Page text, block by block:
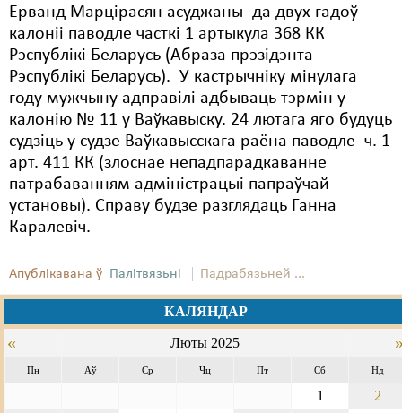
Ерванд Марцірасян асуджаны да двух гадоў
калоніі паводле часткі 1 артыкула 368 КК
Рэспублікі Беларусь (Абраза прэзідэнта
Рэспублікі Беларусь). У кастрычніку мінулага
году мужчыну адправілі адбываць тэрмін у
калонію № 11 у Ваўкавыску. 24 лютага яго будуць
судзіць у судзе Ваўкавысскага раёна паводле ч. 1
арт. 411 КК (злоснае непадпарадкаванне
патрабаванням адміністрацыі папраўчай
установы). Справу будзе разглядаць Ганна
Каралевіч.
Апублікавана ў Палітвязьні Падрабязьней ...
КАЛЯНДАР
« Люты 2025
Пн Аў Ср Чц Пт Сб Нд
1
2
Мірныя сходы
Палітвязьні
Праваабаронцы
Правы дзіцяці
Пэнітэнцыярная сыстэма
Распальваньне варожасьці
Свабода слова